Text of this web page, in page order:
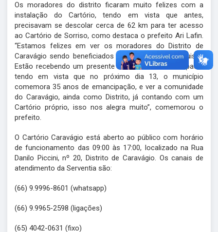
Os moradores do distrito ficaram muito felizes com a
instalação do Cartório, tendo em vista que antes,
precisavam se descolar cerca de 62 km para ter acesso
ao Cartório de Sorriso, como destaca o prefeito Ari Lafin.
“Estamos felizes em ver os moradores do Distrito de
Caravágio sendo beneficiados com mais esta conquista.
Estão recebendo um presente de aniversário antecipado,
tendo em vista que no próximo dia 13, o município
comemora 35 anos de emancipação, e ver a comunidade
do Caravágio, ainda como Distrito, já contando com um
Cartório próprio, isso nos alegra muito”, comemorou o
prefeito.
O Cartório Caravágio está aberto ao público com horário
de funcionamento das 09:00 às 17:00, localizado na Rua
Danilo Piccini, nº 20, Distrito de Caravágio. Os canais de
atendimento da Serventia são:
(66) 9.9996-8601 (whatsapp)
(66) 9.9965-2598 (ligações)
(65) 4042-0631 (fixo)